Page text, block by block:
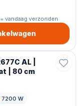
vandaag verzonden
AL |
| 80 cm
7200 W